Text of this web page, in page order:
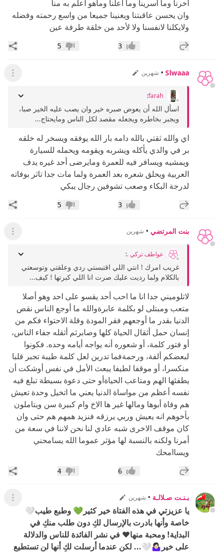
اخرنا وما أسرينا وما اعلنا وماهو اعلم به منا
وان يحسن عاقبتنا ويغنينا جميعا من واسع رحمته وفضله
ولايكلنا لانفسنا ولا لأحد من خلقة طرفة عين
إضافة رد جديد إعجاب3 عدم إعجاب
5
Slwaaa
• شهرين عرض
farah
:
اسأل الله أن يعوض صبره خير وان يصب عليه الخير صبا،
ويجبر بخاطره ويجعله مقصد لكل الناس ومايحتاج...
اي والله ثقتي بالله دامه بار الله يوفقه ويسخر له خلقه
بر في والدي يأكله ويشربه ويقومه ويحمله للسيارة
ويمشيه ويسافر فيه للعمرة ومايرضى أحد غيره يدف
العربية ويحلق شعره بعد العمرة ولما مات جدا تاثر بوفاته
لدرجة البكاء وصعب تشوفين رجال يبكي
إضافة رد جديد إعجاب3 عدم إعجاب
5
بنت المرتضي • شهرين عرض
عواطف تركي .:
غريب امرك ! انتي اللي اقتبستي ردي وعلقتي وتوسعتي
بالكلام ولما رديت عليك صرت انا اللي كبرتها ! كيف...
لاتلوميني جدا انا ما احب أحد يقسو على احد وهو أصلا
متعب ومبتلى لو بكلمة عابرةوالله ما أوجع الناس نقص
الدنيا بقدر ما أوجعهم فقر المودة وقلة الاحتواء فكم من
إنسان حمل أثقال الحياة كلها وصابرثم أثقله جفاء الناس،
أو فتور كلمة، أو شعوره أنه يواجه أيامه وحده. فكونوا
لبعضكم ألفة، ورحمةفما تدرين لعل كلمة طيبة تجبر قلبا
منكسرا، أو موقفا لطيفا يبعث الأمل في نفس أوشكت أن
يطفئها الهم ومتاعب الحياةأو حتى دعوة بسيطة تبلغ فيه
نفسه أعظم من مواساة الدنيا يعني ما اتخيل وحدة تعيش
هم وفاة أبوها ومالها غير ها الاخ وام كبيرة سن ويتاملون
بأخوهم انه يعيش وربي يرزقه فنزيد همهم هم حتى وان
كان موقف الاخرى شبه عادي لنا نحن لاننا في سعة من
أمرنا ولكنه بالنسبة لها مؤثر عموما الله يسامحني
ويساامحك
إضافة رد جديد إعجاب6 عدم إعجاب
4
بـنـت صـلالـة • شهرين عرض
يا عزيزتي في هذه الفتاة خير كثير💚 وطبع طيب🤍
خاصة وأنها بادرت بالإرسال لكِ دون طلب منكِ في
البداية! ومحبة منها❤️ في نشر الفائدة للناس والدلالة
على خير🤷🏻‍♀️🤍... لكن عندما أرسلت لكِ أنها لن تستطيع